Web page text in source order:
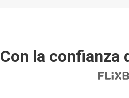
Con la confianza